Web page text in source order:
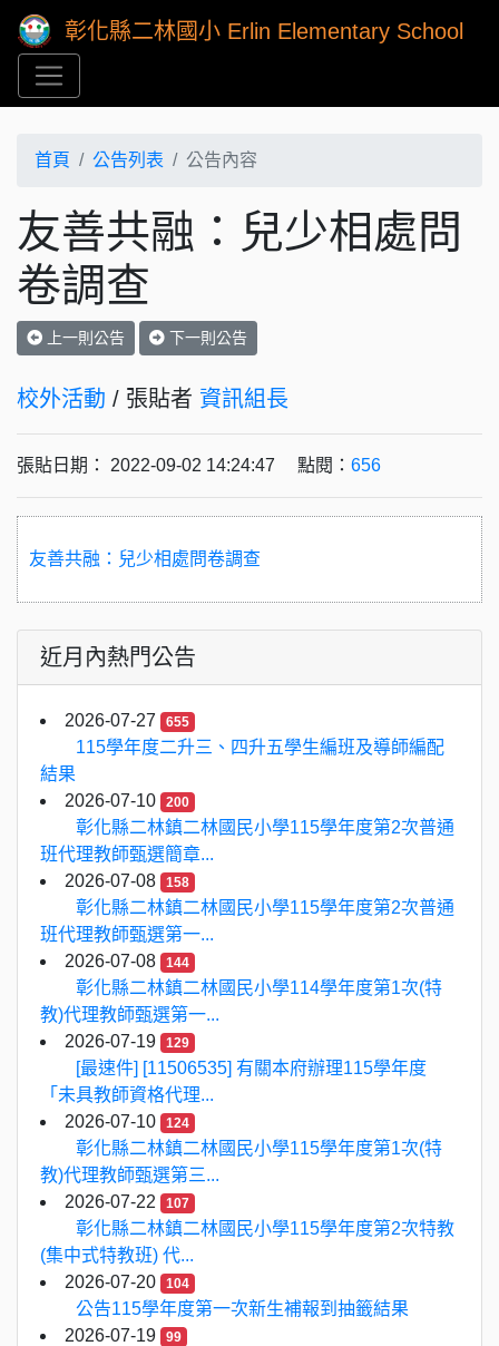
彰化縣二林國小 Erlin Elementary School
首頁 公告列表 公告內容
友善共融：兒少相處問
卷調查
上一則公告 下一則公告
校外活動 / 張貼者 資訊組長
張貼日期： 2022-09-02 14:24:47 點閱： 656
友善共融：兒少相處問卷調查
近月內熱門公告
2026-07-27 655
115學年度二升三、四升五學生編班及導師編配
結果
2026-07-10
200
彰化縣二林鎮二林國民小學115學年度第2次普通
班代理教師甄選簡章...
2026-07-08
158
彰化縣二林鎮二林國民小學115學年度第2次普通
班代理教師甄選第一...
2026-07-08
144
彰化縣二林鎮二林國民小學114學年度第1次(特
教)代理教師甄選第一...
2026-07-19
129
[最速件] [11506535] 有關本府辦理115學年度
「未具教師資格代理...
2026-07-10
124
彰化縣二林鎮二林國民小學115學年度第1次(特
教)代理教師甄選第三...
2026-07-22
107
彰化縣二林鎮二林國民小學115學年度第2次特教
(集中式特教班) 代...
2026-07-20
104
公告115學年度第一次新生補報到抽籤結果
2026-07-19
99